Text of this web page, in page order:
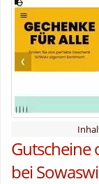
Gutscheine
bei